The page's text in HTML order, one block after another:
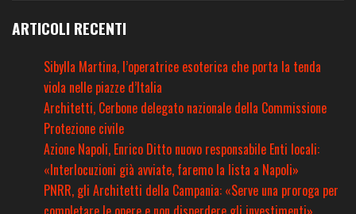
ARTICOLI RECENTI
Sibylla Martina, l’operatrice esoterica che porta la tenda
viola nelle piazze d’Italia
Architetti, Cerbone delegato nazionale della Commissione
Protezione civile
Azione Napoli, Enrico Ditto nuovo responsabile Enti locali:
«Interlocuzioni già avviate, faremo la lista a Napoli»
PNRR, gli Architetti della Campania: «Serve una proroga per